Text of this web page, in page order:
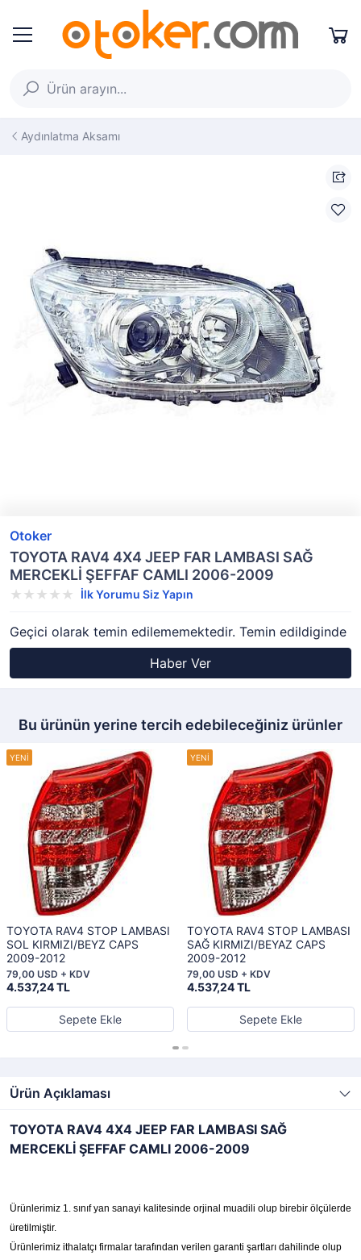
Aydınlatma Aksamı
Otoker
TOYOTA RAV4 4X4 JEEP FAR LAMBASI SAĞ
MERCEKLİ ŞEFFAF CAMLI 2006-2009
İlk Yorumu Siz Yapın
Geçici olarak temin edilememektedir. Temin edildiginde
Haber Ver
Bu ürünün yerine tercih edebileceğiniz ürünler
TOYOTA RAV4 STOP LAMBASI
SOL KIRMIZI/BEYZ CAPS
2009-2012
4.537,24 TL
79,00 USD + KDV
Sepete Ekle
TOYOTA RAV4 STOP LAMBASI
SAĞ KIRMIZI/BEYAZ CAPS
2009-2012
4.537,24 TL
79,00 USD + KDV
Sepete Ekle
Ürün Açıklaması
TOYOTA RAV4 4X4 JEEP FAR LAMBASI SAĞ
MERCEKLİ ŞEFFAF CAMLI 2006-2009
Ürünlerimiz 1. sınıf yan sanayi kalitesinde orjinal muadili olup birebir ölçülerde
üretilmiştir.
Ürünlerimiz ithalatçı firmalar tarafından verilen garanti şartları dahilinde olup